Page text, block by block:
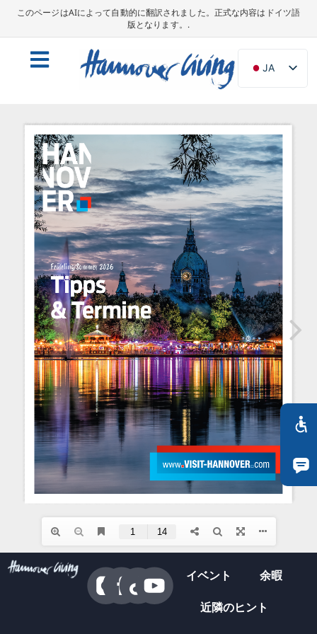
このページはAIによって自動的に翻訳されました。正式な内容はドイツ語
版となります。.
JA
DE
NL
PL
ES
IT
SV
FR
PT
TR
RU
FI
ZH
KO
BG
イベント 余暇
近隣のヒント